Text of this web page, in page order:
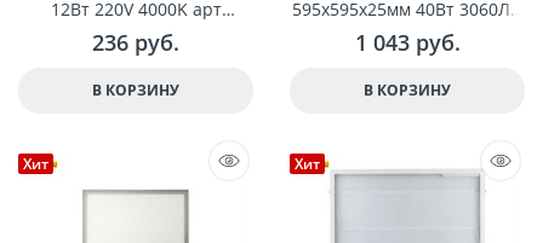
12Вт 220V 4000K арт
Б0017488
236 руб.
В КОРЗИНУ
595x595x25мм 40Вт 3060Лм
4000К матовый арт
Б0041888
1 043 руб.
В КОРЗИНУ
Хит Хит